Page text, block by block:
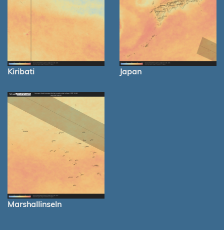
Kiribati Japan
Marshallinseln